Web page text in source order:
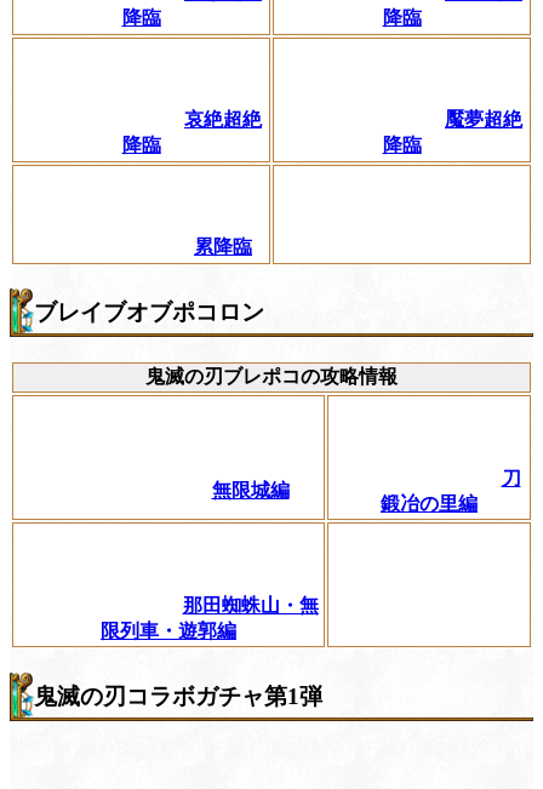
降臨
降臨
哀絶超絶
降臨
魘夢超絶
降臨
累降臨
ブレイブオブポコロン
鬼滅の刃ブレポコの攻略情報
無限城編
刀
鍛冶の里編
那田蜘蛛山・無
限列車・遊郭編
鬼滅の刃コラボガチャ第1弾